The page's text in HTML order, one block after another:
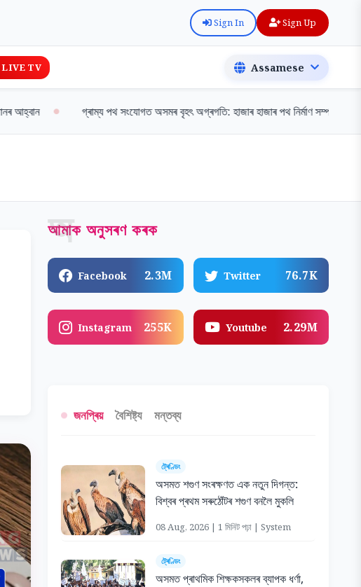
Sign In Sign Up
LIVE TV
গ্ৰাম্য পথ সংযোগত অসমৰ বৃহৎ অগ্ৰগতি: হাজাৰ হাজাৰ পথ নিৰ্মাণ সম্পন্ন
আমাক অনুসৰণ কৰক
অ
Facebook 2.3M Twitter 76.7K
Instagram 255K Youtube 2.29M
জনপ্ৰিয় বৈশিষ্ট্য মন্তব্য
ট্ৰেণ্ডিং
অসমত শগুণ সংৰক্ষণত এক নতুন দিগন্ত:
বিশ্বৰ প্ৰথম সৰুঠোঁটৰ শগুণ বনলৈ মুকলি
08 Aug, 2026 | 1 মিনিট পঢ়া | System
ট্ৰেণ্ডিং
অসমত প্ৰাথমিক শিক্ষকসকলৰ ব্যাপক ধৰ্ণা,